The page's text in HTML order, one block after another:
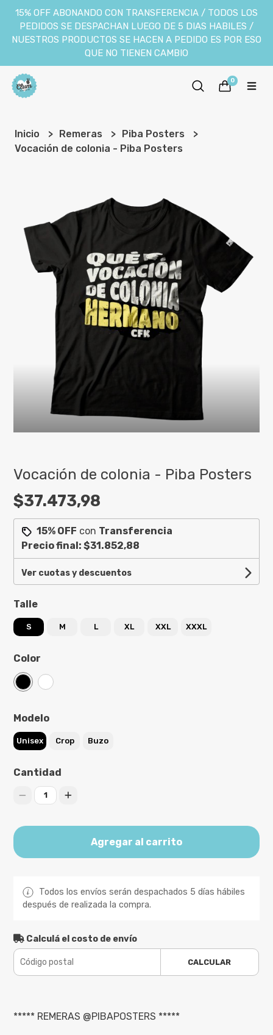
15% OFF ABONANDO CON TRANSFERENCIA / TODOS LOS
PEDIDOS SE DESPACHAN LUEGO DE 5 DIAS HABILES /
NUESTROS PRODUCTOS SE HACEN A PEDIDO ES POR ESO
QUE NO TIENEN CAMBIO
0
Inicio Remeras
Piba Posters
Vocación de colonia - Piba Posters
Vocación de colonia - Piba Posters
$37.473,98
15% OFF con Transferencia
Precio final:$31.852,88
Ver cuotas y descuentos
Talle
S M L XL XXL XXXL
Color
Modelo
Unisex Crop Buzo
Cantidad
1
Agregar al carrito
Todos los envíos serán despachados 5 días hábiles
después de realizada la compra.
Calculá el costo de envío
CALCULAR
***** REMERAS @PIBAPOSTERS *****